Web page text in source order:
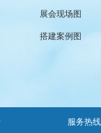
展会现场图
搭建案例图
服务热